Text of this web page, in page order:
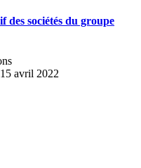
des sociétés du groupe
avril 2022